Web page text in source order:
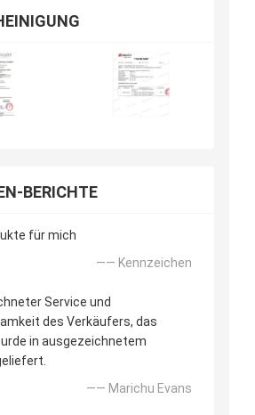
BERICHTE
für mich
—— Kennzeichen
Service und
des Verkäufers, das
in ausgezeichnetem
—— Marichu Evans